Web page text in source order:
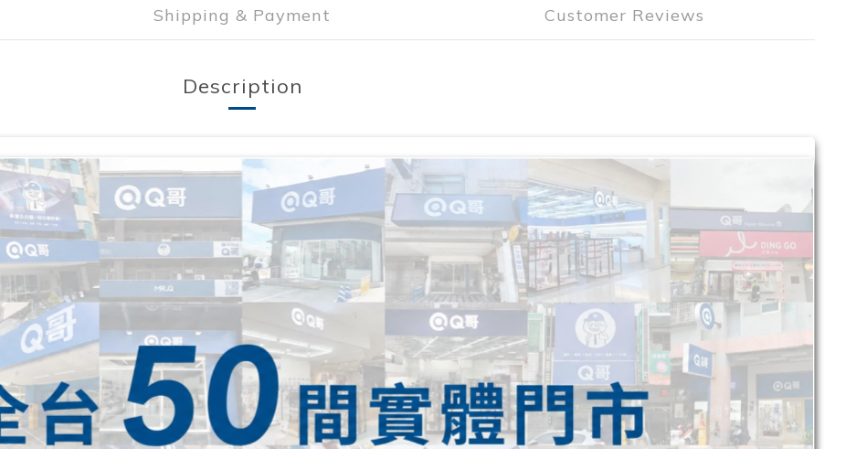
Shipping & Payment Customer Reviews
Description